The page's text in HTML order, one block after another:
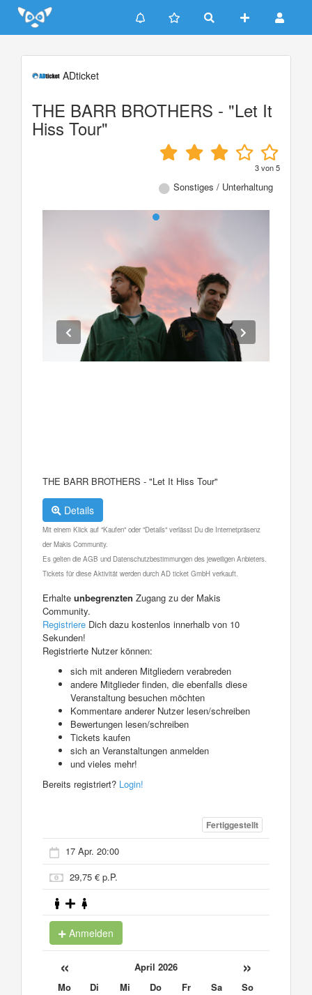
Update cookies preferences
ADticket
THE BARR BROTHERS - "Let It
Hiss Tour"
3von5
Sonstiges / Unterhaltung
THE BARR BROTHERS - "Let It Hiss Tour"
Details
Mit einem Klick auf "Kaufen" oder "Details" verlässt Du die Internetpräsenz
der Makis Community.
Es gelten die AGB und Datenschutzbestimmungen des jeweiligen Anbieters.
Tickets für diese Aktivität werden durch AD ticket GmbH verkauft.
Erhalte unbegrenzten Zugang zu der Makis
Community.
Registriere Dich dazu kostenlos innerhalb von 10
Sekunden!
Registrierte Nutzer können:
sich mit anderen Mitgliedern verabreden
andere Mitglieder finden, die ebenfalls diese
Veranstaltung besuchen möchten
Kommentare anderer Nutzer lesen/schreiben
Bewertungen lesen/schreiben
Tickets kaufen
sich an Veranstaltungen anmelden
und vieles mehr!
Bereits registriert? Login!
Fertiggestellt
17 Apr. 20:00
29,75 € p.P.
Anmelden
« April 2026 »
Mo Di Mi Do Fr Sa
So